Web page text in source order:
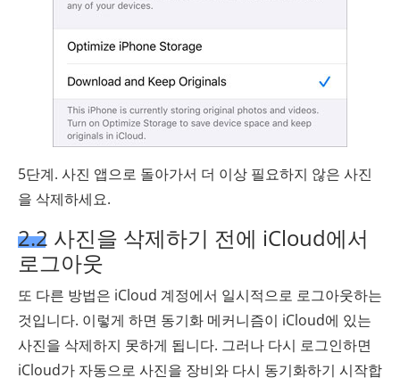
5단계. 사진 앱으로 돌아가서 더 이상 필요하지 않은 사진
을 삭제하세요.
2.2 사진을 삭제하기 전에 iCloud에서
로그아웃
또 다른 방법은 iCloud 계정에서 일시적으로 로그아웃하는
것입니다. 이렇게 하면 동기화 메커니즘이 iCloud에 있는
사진을 삭제하지 못하게 됩니다. 그러나 다시 로그인하면
iCloud가 자동으로 사진을 장비와 다시 동기화하기 시작합